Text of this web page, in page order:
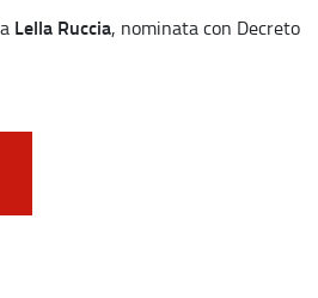
Lella Ruccia, nominata con Decreto